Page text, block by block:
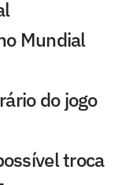
Mundial
do jogo
troca